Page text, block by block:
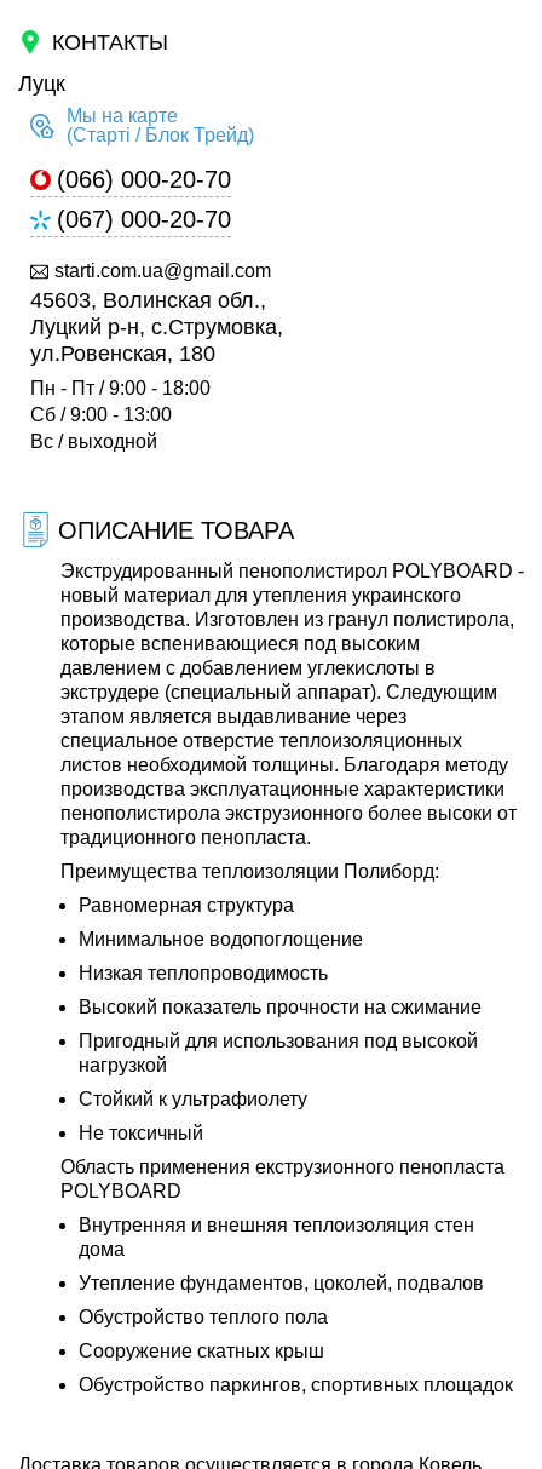
КОНТАКТЫ
Луцк
Мы на карте
(Старті / Блок Трейд)
(066) 000-20-70
(067) 000-20-70
starti.com.ua@gmail.com
45603, Волинская обл.,
Луцкий р-н, с.Струмовка,
ул.Ровенская, 180
Пн - Пт / 9:00 - 18:00
Сб / 9:00 - 13:00
Вс / выходной
ОПИСАНИЕ ТОВАРА
Экструдированный пенополистирол POLYBOARD -
новый материал для утепления украинского
производства. Изготовлен из гранул полистирола,
которые вспенивающиеся под высоким
давлением с добавлением углекислоты в
экструдере (специальный аппарат). Следующим
этапом является выдавливание через
специальное отверстие теплоизоляционных
листов необходимой толщины. Благодаря методу
производства эксплуатационные характеристики
пенополистирола экструзионного более высоки от
традиционного пенопласта.
Преимущества теплоизоляции Полиборд:
Равномерная структура
Минимальное водопоглощение
Низкая теплопроводимость
Высокий показатель прочности на сжимание
Пригодный для использования под высокой
нагрузкой
Стойкий к ультрафиолету
Не токсичный
Область применения екструзионного пенопласта
POLYBOARD
Внутренняя и внешняя теплоизоляция стен
дома
Утепление фундаментов, цоколей, подвалов
Обустройство теплого пола
Сооружение скатных крыш
Обустройство паркингов, спортивных площадок
Доставка товаров осуществляется в города Ковель,